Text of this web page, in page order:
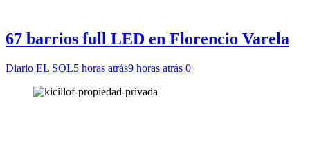
67 barrios full LED en Florencio Varela
Diario EL SOL5 horas atrás9 horas atrás 0